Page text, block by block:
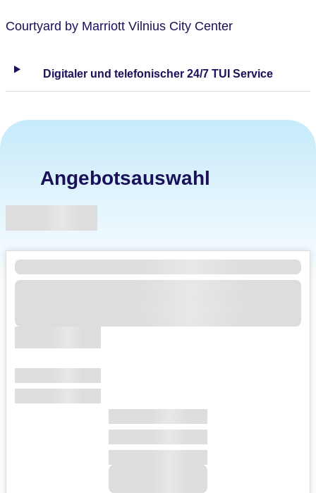
Courtyard by Marriott Vilnius City Center
Digitaler und telefonischer 24/7 TUI Service
Angebotsauswahl